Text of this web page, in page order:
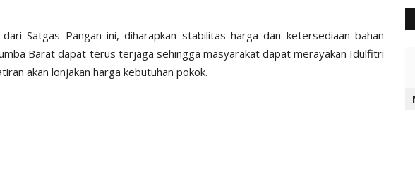
Satgas Pangan ini, diharapkan stabilitas harga dan ketersediaan bahan
Barat dapat terus terjaga sehingga masyarakat dapat merayakan Idulfitri
akan lonjakan harga kebutuhan pokok.